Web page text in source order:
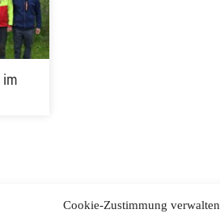
Cookie-Zustimmung verwalten
im